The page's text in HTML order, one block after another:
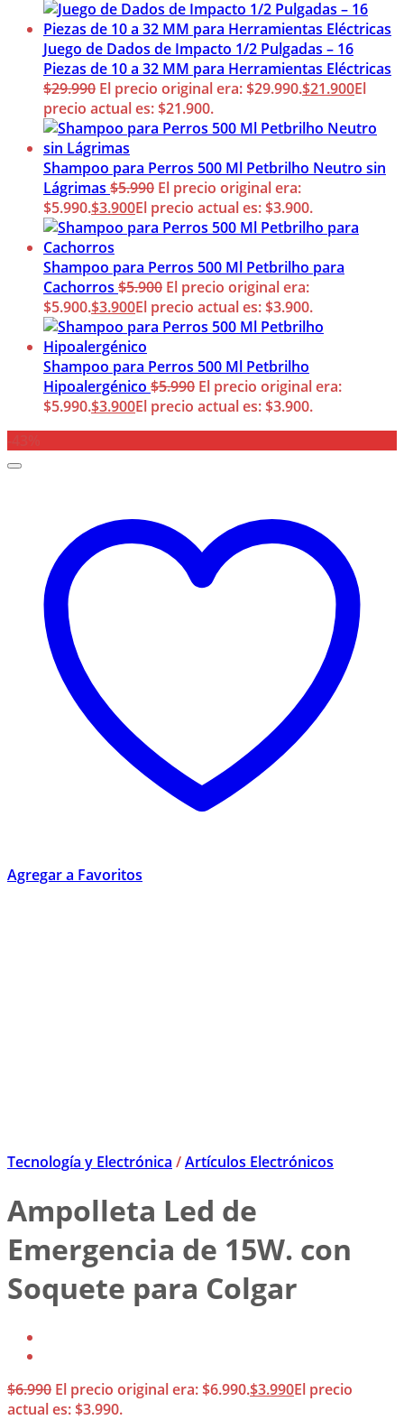
Juego de Dados de Impacto 1/2 Pulgadas – 16
Piezas de 10 a 32 MM para Herramientas Eléctricas
$29.990 El precio original era: $29.990.$21.900El
precio actual es: $21.900.
Shampoo para Perros 500 Ml Petbrilho Neutro sin
Lágrimas $5.990 El precio original era:
$5.990.$3.900El precio actual es: $3.900.
Shampoo para Perros 500 Ml Petbrilho para
Cachorros $5.900 El precio original era:
$5.900.$3.900El precio actual es: $3.900.
Shampoo para Perros 500 Ml Petbrilho
Hipoalergénico $5.990 El precio original era:
$5.990.$3.900El precio actual es: $3.900.
Agregar a Favoritos
Tecnología y Electrónica /Artículos Electrónicos
Ampolleta Led de
Emergencia de 15W. con
Soquete para Colgar
$6.990 El precio original era: $6.990.$3.990El precio
actual es: $3.990.